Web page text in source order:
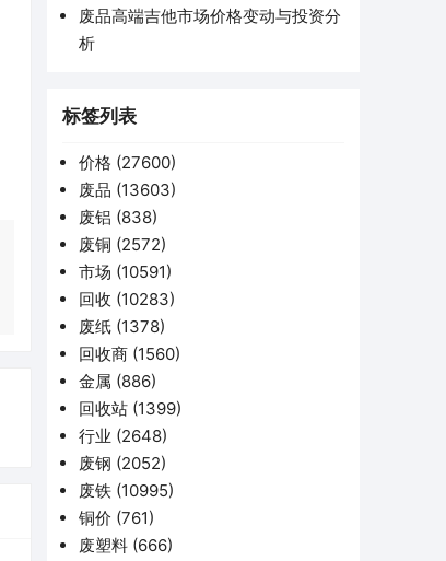
废品高端吉他市场价格变动与投资分
析
标签列表
价格 (27600)
废品 (13603)
废铝 (838)
废铜 (2572)
市场 (10591)
回收 (10283)
废纸 (1378)
回收商 (1560)
金属 (886)
回收站 (1399)
行业 (2648)
废钢 (2052)
废铁 (10995)
铜价 (761)
废塑料 (666)